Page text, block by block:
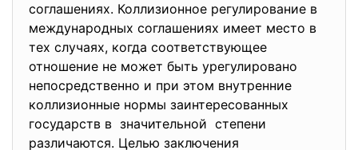
соглашениях. Коллизионное регулирование в
международных соглашениях имеет место в
тех случаях, когда соответствующее
отношение не может быть урегулировано
непосредственно и при этом внутренние
коллизионные нормы заинтересованных
государств в значительной степени
различаются. Целью заключения